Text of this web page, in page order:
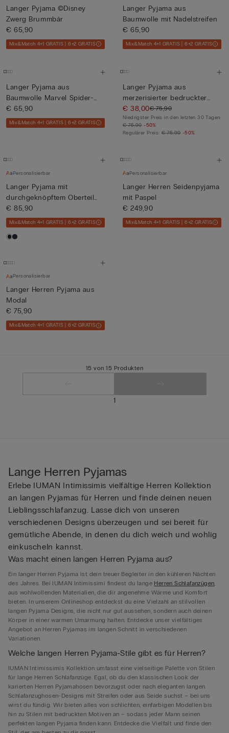
Langer Pyjama ©Disney
Zwerg Brummbär
€ 65,90
Mix&Match 4+1 GRATIS | 6+2 GRATIS
Langer Pyjama aus
Baumwolle mit Nadelstreifen
€ 65,90
Mix&Match 4+1 GRATIS | 6+2 GRATIS
Langer Pyjama aus
Baumwolle Marvel Spider-
Man
€ 65,90
Mix&Match 4+1 GRATIS | 6+2 GRATIS
Langer Pyjama aus
merzerisierter bedruckter
Premiu...
€ 38,00€ 75,90
Niedrigster Preis in den letzten 30 Tagen:
€ 75,90 -50%
Regulärer Preis: € 75,90 -50%
Personalisierbar
Langer Pyjama mit
durchgeknöpftem Oberteil
aus Bau...
€ 85,90
Mix&Match 4+1 GRATIS | 6+2 GRATIS
Personalisierbar
Langer Herren Seidenpyjama
mit Paspel
€ 249,90
Mix&Match 4+1 GRATIS | 6+2 GRATIS
Personalisierbar
Langer Herren Pyjama aus
Modal
€ 75,90
Mix&Match 4+1 GRATIS | 6+2 GRATIS
15 von 15 Produkten
1
Lange Herren Pyjamas
Erlebe IUMAN Intimissimis vielfältige Herren Kollektion
an langen Pyjamas für Herren und finde deinen neuen
Lieblingsschlafanzug. Lasse dich von unseren
verschiedenen Designs überzeugen und sei bereit für
gemütliche Abende, in denen du dich weich und wohlig
einkuscheln kannst.
Was macht einen langen Herren Pyjama aus?
Ein langer Herren Pyjama ist dein treuer Begleiter in den kühleren Nächten
des Jahres. Bei IUMAN Intimissimi findest du lange Herren Schlafanzügen,
aus wohlwollenden Materialien, die dir angenehme Wärme und Komfort
bieten. In unserem Onlineshop entdeckst du eine Vielzahl an stilvollen
langen Pyjama Designs, die nicht nur gut aussehen, sondern auch deinen
Körper in einer warmen Umarmung halten. Entdecke unser vielfältiges
Angebot an Herren Pyjamas im langen Schnitt in verschiedenen
Variationen.
Welche langen Herren Pyjama-Stile gibt es für Herren?
IUMAN Intimissimis Kollektion umfasst eine vielseitige Palette von Stilen
für lange Herren Schlafanzüge. Egal, ob du den klassischen Look der
karierten Herren Pyjamahosen bevorzugst oder nach eleganten langen
Schlafanzughosen-Designs mit Streifen oder aus Seide suchst – bei uns
wirst du fündig. Wir bieten alles von schlichten, einfarbigen Modellen bis
hin zu Stilen mit bedruckten Motiven an – sodass jeder Mann seinen
perfekten langen Pyjama finden kann. Entdecke die Vielfalt und finde den